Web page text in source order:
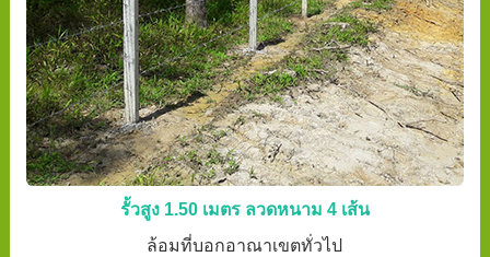
รั้วสูง 1.50 เมตร ลวดหนาม 4 เส้น
ล้อมที่บอกอาณาเขตทั่วไป